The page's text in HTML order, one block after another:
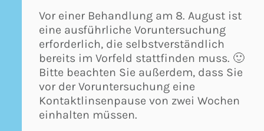
Vor einer Behandlung am 8. August ist
eine ausführliche Voruntersuchung
erforderlich, die selbstverständlich
bereits im Vorfeld stattfinden muss. 🙂
Bitte beachten Sie außerdem, dass Sie
vor der Voruntersuchung eine
Kontaktlinsenpause von zwei Wochen
einhalten müssen.